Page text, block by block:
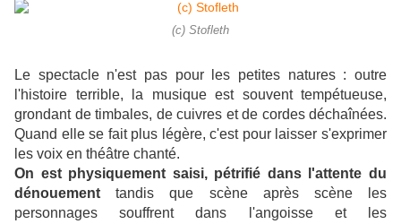
(c) Stofleth
Le spectacle n'est pas pour les petites natures : outre
l'histoire terrible, la musique est souvent tempétueuse,
grondant de timbales, de cuivres et de cordes déchaînées.
Quand elle se fait plus légère, c'est pour laisser s'exprimer
les voix en théâtre chanté.
On est physiquement saisi, pétrifié dans l'attente du
dénouementtandis que scène après scène les
personnages souffrent dans l'angoisse et les